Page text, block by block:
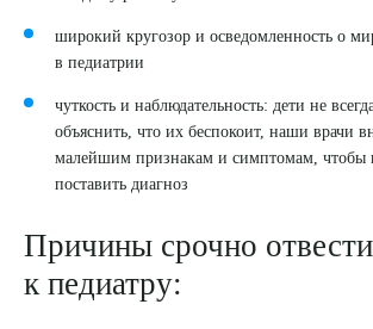
широкий кругозор и осведомленность о
в педиатрии
чуткость и наблюдательность: дети не
объяснить, что их беспокоит, наши врачи
малейшим признакам и симптомам, чтобы
поставить диагноз
Причины срочно
к педиатру: